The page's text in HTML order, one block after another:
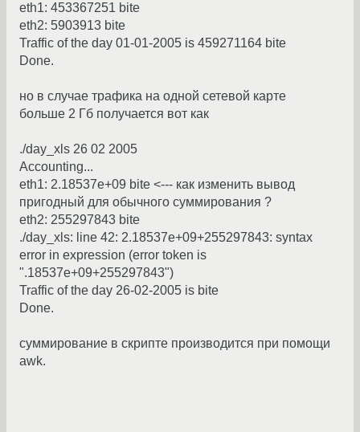
eth1: 453367251 bite
eth2: 5903913 bite
Traffic of the day 01-01-2005 is 459271164 bite
Done.
но в случае трафика на одной сетевой карте
больше 2 Гб получается вот как
./day_xls 26 02 2005
Accounting...
eth1: 2.18537e+09 bite <--- как изменить вывод
пригодный для обычного суммирования ?
eth2: 255297843 bite
./day_xls: line 42: 2.18537e+09+255297843: syntax
error in expression (error token is
".18537e+09+255297843")
Traffic of the day 26-02-2005 is bite
Done.
суммирование в скрипте производится при помощи
awk.